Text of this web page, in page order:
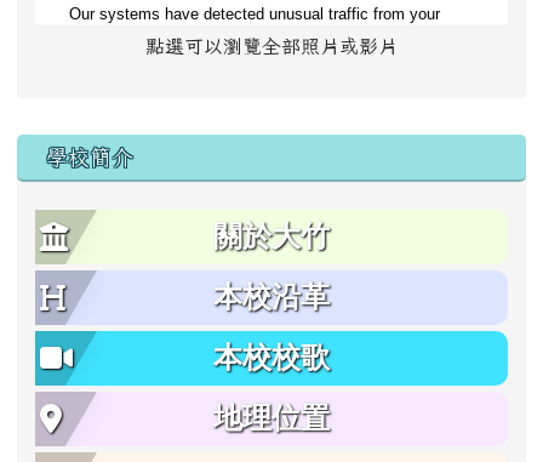
點選可以瀏覽全部照片或影片
學校簡介
關於大竹
本校沿革
本校校歌
地理位置